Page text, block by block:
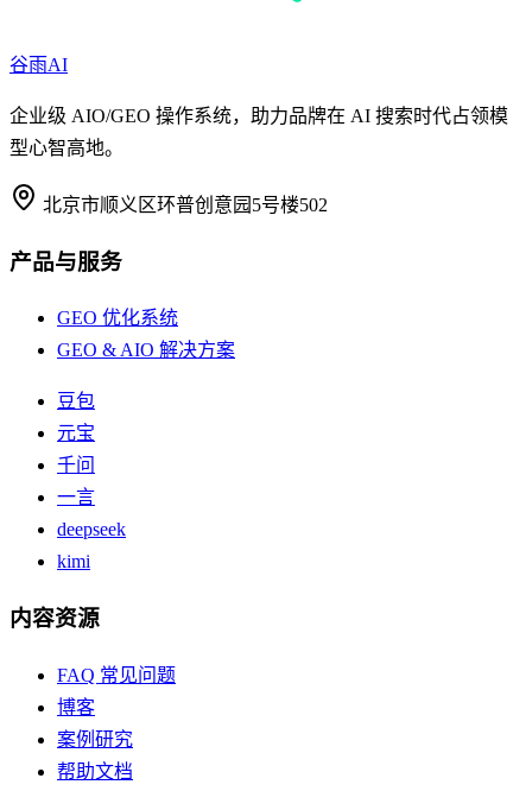
谷雨AI
企业级 AIO/GEO 操作系统，助力品牌在 AI 搜索时代占领模
型心智高地。
北京市顺义区环普创意园5号楼502
产品与服务
GEO 优化系统
GEO & AIO 解决方案
豆包
元宝
千问
一言
deepseek
kimi
内容资源
FAQ 常见问题
博客
案例研究
帮助文档